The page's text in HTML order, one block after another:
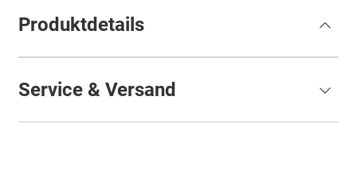
Produktdetails
Service & Versand